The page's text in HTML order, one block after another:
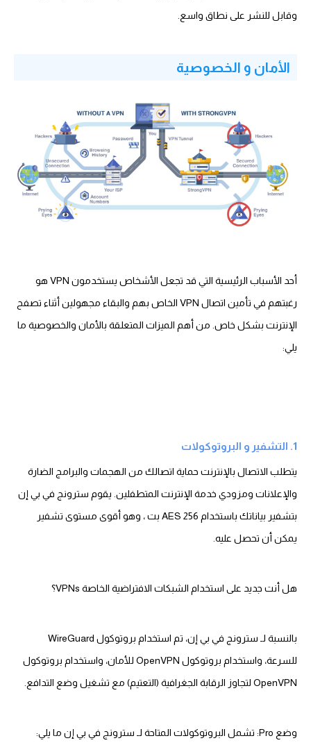
وقابل للنشر على نطاق واسع.
الأمان و الخصوصية
أحد الأسباب الرئيسية التي قد تجعل الأشخاص يستخدمون VPN هو
رغبتهم في تأمين اتصال VPN الخاص بهم والبقاء مجهولين أثناء تصفح
الإنترنت بشكل خاص. من أهم الميزات المتعلقة بالأمان والخصوصية ما
يلي:
1. التشفير و البروتوكولات
يتطلب الاتصال بالإنترنت حماية اتصالك من الهجمات والبرامج الضارة
والإعلانات ومزودي خدمة الإنترنت المتطفلين. يقوم سترونج في بي إن
بتشفير بياناتك باستخدام AES 256 بت ، وهو أقوى مستوى تشفير
يمكن أن تحصل عليه.
هل أنت جديد على استخدام الشبكات الافتراضية الخاصة VPNs؟
بالنسبة لـ سترونج في بي إن، تم استخدام بروتوكول WireGuard
للسرعة، واستخدام بروتوكول OpenVPN للأمان، واستخدام بروتوكول
OpenVPN لتجاوز الرقابة الجغرافية (التعتيم) مع تشغيل وضع التدافع.
وضع Pro: تشمل البروتوكولات المتاحة لـ سترونج في بي إن ما يلي: